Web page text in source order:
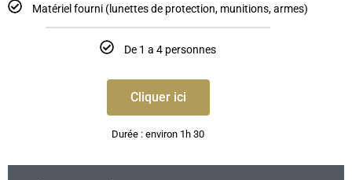
Matériel fourni (lunettes de protection, munitions, armes)
De 1 a 4 personnes
Cliquer ici
Durée : environ 1h 30